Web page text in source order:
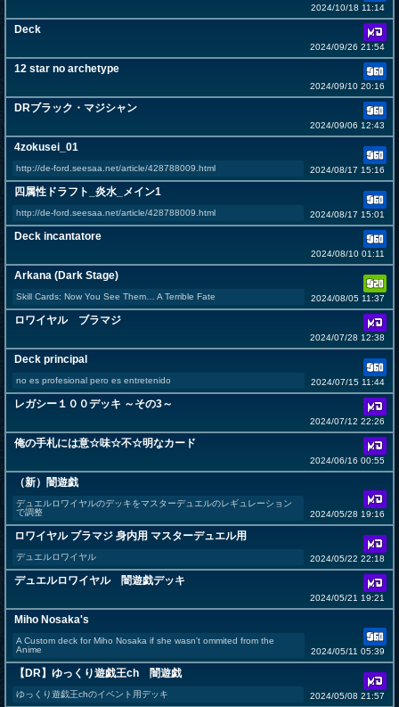
2024/10/18 11:14
Deck
2024/09/26 21:54
12 star no archetype
2024/09/10 20:16
DRブラック・マジシャン
2024/09/06 12:43
4zokusei_01
http://de-ford.seesaa.net/article/428788009.html 2024/08/17 15:16
四属性ドラフト_炎水_メイン1
http://de-ford.seesaa.net/article/428788009.html 2024/08/17 15:01
Deck incantatore
2024/08/10 01:11
Arkana (Dark Stage)
Skill Cards: Now You See Them… A Terrible Fate 2024/08/05 11:37
ロワイヤル ブラマジ
2024/07/28 12:38
Deck principal
no es profesional pero es entretenido 2024/07/15 11:44
レガシー１００デッキ ～その3～
2024/07/12 22:26
俺の手札には意☆味☆不☆明なカード
2024/06/16 00:55
（新）闇遊戯
デュエルロワイヤルのデッキをマスターデュエルのレギュレーション
で調整
2024/05/28 19:16
ロワイヤル ブラマジ 身内用 マスターデュエル用
デュエルロワイヤル 2024/05/22 22:18
デュエルロワイヤル 闇遊戯デッキ
2024/05/21 19:21
Miho Nosaka's
A Custom deck for Miho Nosaka if she wasn't ommited from the
Anime
2024/05/11 05:39
【DR】ゆっくり遊戯王ch 闇遊戯
ゆっくり遊戯王chのイベント用デッキ 2024/05/08 21:57